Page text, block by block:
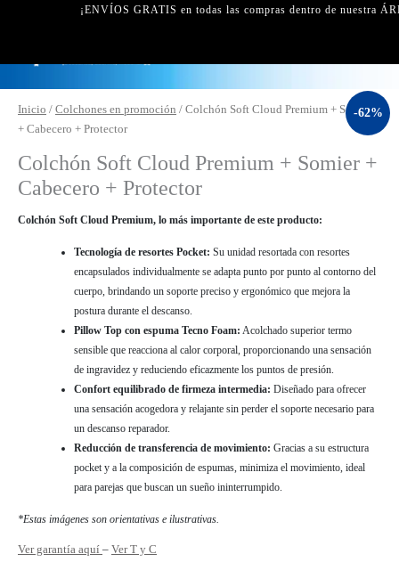
¡ENVÍOS GRATIS en todas las compras dentro de nuestra
-62%
Inicio / Colchones en promoción / Colchón Soft Cloud Premium + Somier
+ Cabecero + Protector
Colchón Soft Cloud Premium + Somier +
Cabecero + Protector
Colchón Soft Cloud Premium, lo más importante de este producto:
Tecnología de resortes Pocket: Su unidad resortada con resortes
encapsulados individualmente se adapta punto por punto al contorno del
cuerpo, brindando un soporte preciso y ergonómico que mejora la
postura durante el descanso.
Pillow Top con espuma Tecno Foam: Acolchado superior termo
sensible que reacciona al calor corporal, proporcionando una sensación
de ingravidez y reduciendo eficazmente los puntos de presión.
Confort equilibrado de firmeza intermedia: Diseñado para ofrecer
una sensación acogedora y relajante sin perder el soporte necesario para
un descanso reparador.
Reducción de transferencia de movimiento: Gracias a su estructura
pocket y a la composición de espumas, minimiza el movimiento, ideal
para parejas que buscan un sueño ininterrumpido.
*Estas imágenes son orientativas e ilustrativas.
Ver garantía aquí – Ver T y C
Colchón
Soft
Premium
+
+